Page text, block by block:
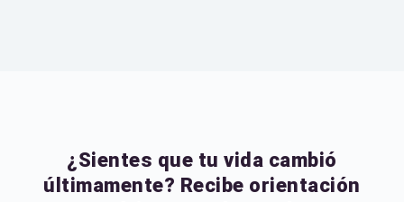
¿Sientes que tu vida cambió
últimamente? Recibe orientación